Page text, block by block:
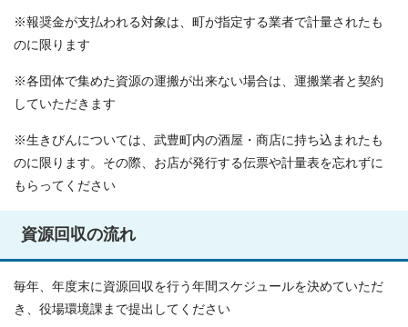
※報奨金が支払われる対象は、町が指定する業者で計量されたも
のに限ります
※各団体で集めた資源の運搬が出来ない場合は、運搬業者と契約
していただきます
※生きびんについては、武豊町内の酒屋・商店に持ち込まれたも
のに限ります。その際、お店が発行する伝票や計量表を忘れずに
もらってください
資源回収の流れ
毎年、年度末に資源回収を行う年間スケジュールを決めていただ
き、役場環境課まで提出してください